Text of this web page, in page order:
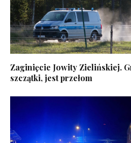
Zaginięcie Jowity Zielińskiej.
szczątki, jest przełom